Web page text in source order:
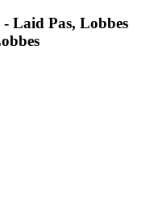
- Laid Pas, Lobbes